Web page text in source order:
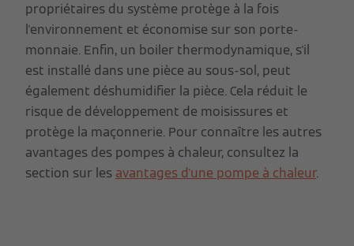
propriétaires du système protège à la fois
l'environnement et économise sur son porte-
monnaie. Enfin, un boiler thermodynamique, s'il
est installé dans une pièce au sous-sol, peut
également déshumidifier la pièce. Cela réduit le
risque de développement de moisissures et
protège la maçonnerie. Pour connaître les autres
avantages des pompes à chaleur, consultez la
section sur les avantages d'une pompe à chaleur.